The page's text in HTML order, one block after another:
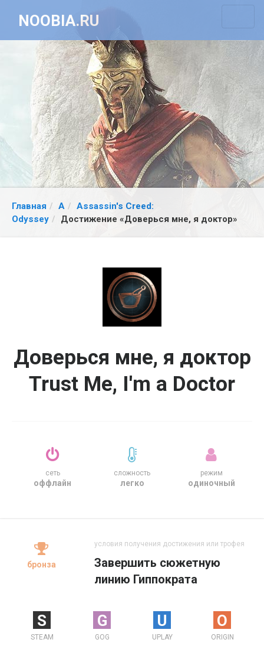
NOOBIA.RU
Главная A
Assassin's Creed:
Odyssey
Достижение «Доверься мне, я доктор»
Доверься мне, я доктор
Trust Me, I'm a Doctor
сеть
оффлайн
сложность
легко
режим
одиночный
бронза
условия получения достижения или трофея
Завершить сюжетную
линию Гиппократа
S
STEAM
G
GOG
U
UPLAY
O
ORIGIN